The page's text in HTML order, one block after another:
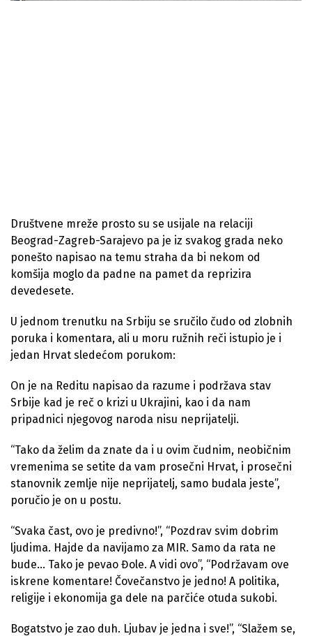
Društvene mreže prosto su se usijale na relaciji
Beograd-Zagreb-Sarajevo pa je iz svakog grada neko
ponešto napisao na temu straha da bi nekom od
komšija moglo da padne na pamet da reprizira
devedesete.
U jednom trenutku na Srbiju se sručilo čudo od zlobnih
poruka i komentara, ali u moru ružnih reči istupio je i
jedan Hrvat sledećom porukom:
On je na Reditu napisao da razume i podržava stav
Srbije kad je reč o krizi u Ukrajini, kao i da nam
pripadnici njegovog naroda nisu neprijatelji.
“Tako da želim da znate da i u ovim čudnim, neobičnim
vremenima se setite da vam prosečni Hrvat, i prosečni
stanovnik zemlje nije neprijatelj, samo budala jeste”,
poručio je on u postu.
“Svaka čast, ovo je predivno!”, “Pozdrav svim dobrim
ljudima. Hajde da navijamo za MIR. Samo da rata ne
bude… Tako je pevao Đole. A vidi ovo”, “Podržavam ove
iskrene komentare! Čovečanstvo je jedno! A politika,
religije i ekonomija ga dele na parčiće otuda sukobi.
Bogatstvo je zao duh. Ljubav je jedna i sve!”, “Slažem se,